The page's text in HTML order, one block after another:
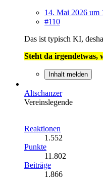
14. Mai 2026 um
#110
Das ist typisch KI,
Steht da irgendetwas,
Inhalt melden
Altschanzer
Vereinslegende
Reaktionen
1.552
Punkte
11.802
Beiträge
1.866